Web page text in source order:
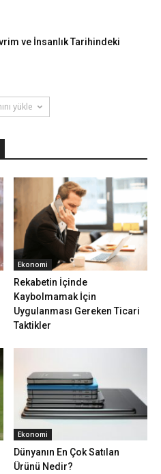
ve İnsanlık Tarihindeki
yükle
Ekonomi
Rekabetin İçinde
Kaybolmamak İçin
Uygulanması Gereken Ticari
Taktikler
Ekonomi
Dünyanın En Çok Satılan
Ürünü Nedir?